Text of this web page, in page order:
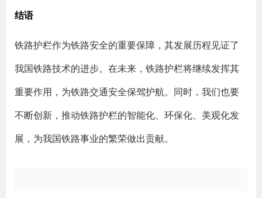
结语
铁路护栏作为铁路安全的重要保障，其发展历程见证了
我国铁路技术的进步。在未来，铁路护栏将继续发挥其
重要作用，为铁路交通安全保驾护航。同时，我们也要
不断创新，推动铁路护栏的智能化、环保化、美观化发
展，为我国铁路事业的繁荣做出贡献。